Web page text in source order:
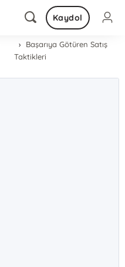
Kaydol
Başarıya Götüren Satış
Taktikleri